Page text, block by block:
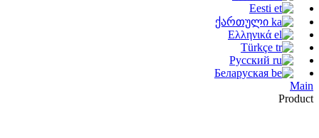
Eesti
ქართული
Ελληνικά
Türkçe
Русский
Беларуская
Main
Product